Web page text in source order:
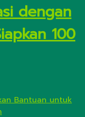
dengan
100